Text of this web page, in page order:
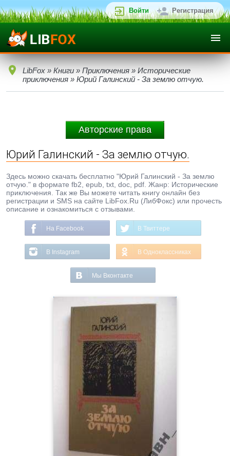
Войти Регистрация
LibFox » Книги » Приключения » Исторические
приключения » Юрий Галинский - За землю отчую.
Авторские права
Юрий Галинский - За землю отчую.
Здесь можно скачать бесплатно "Юрий Галинский - За землю
отчую." в формате fb2, epub, txt, doc, pdf. Жанр: Исторические
приключения. Так же Вы можете читать книгу онлайн без
регистрации и SMS на сайте LibFox.Ru (ЛибФокс) или прочесть
описание и ознакомиться с отзывами.
На Facebook В Твиттере
В Instagram В Одноклассниках
Мы Вконтакте